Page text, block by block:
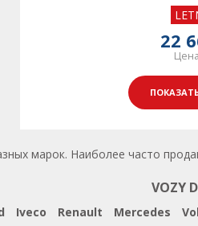
22
марок. Наиболее часто
VOZY
Iveco Renault Mercedes